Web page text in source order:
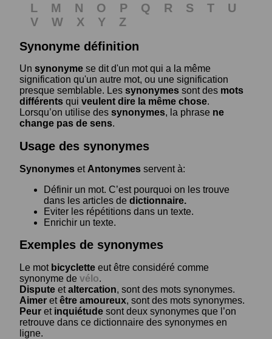
L
M N O P Q R S T
U
V
W X Y
Z
Synonyme définition
Un synonyme se dit d'un mot qui a la même
signification qu'un autre mot, ou une signification
presque semblable. Les synonymes sont des mots
différents qui veulent dire la même chose.
Lorsqu’on utilise des synonymes, la phrase ne
change pas de sens.
Usage des synonymes
Synonymes et Antonymes servent à:
Définir un mot. C’est pourquoi on les trouve
dans les articles de dictionnaire.
Eviter les répétitions dans un texte.
Enrichir un texte.
Exemples de synonymes
Le mot bicyclette eut être considéré comme
synonyme de vélo.
Dispute etaltercation, sont des mots synonymes.
Aimer etêtre amoureux, sont des mots synonymes.
Peur et inquiétude sont deux synonymes que l’on
retrouve dans ce dictionnaire des synonymes en
ligne.